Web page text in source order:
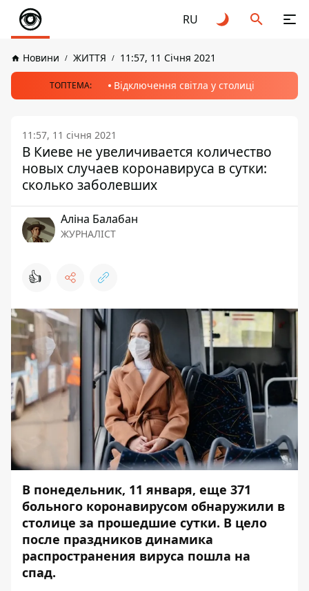
RU
Новини ЖИТТЯ 11:57, 11 Січня 2021
ТОПТЕМА: Відключення світла у столиці
11:57, 11 січня 2021
В Киеве не увеличивается количество
новых случаев коронавируса в сутки:
сколько заболевших
Аліна Балабан
ЖУРНАЛІСТ
👍
В понедельник, 11 января, еще 371
больного коронавирусом обнаружили в
столице за прошедшие сутки. В цело
после праздников динамика
распространения вируса пошла на
спад.